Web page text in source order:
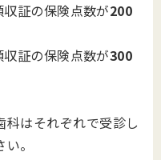
証の保険点数が200
証の保険点数が300
はそれぞれで受診し
。